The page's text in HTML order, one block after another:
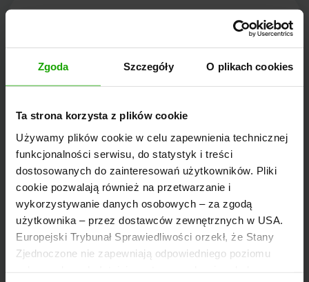
Zgoda Szczegóły O plikach cookies
Ta strona korzysta z plików cookie
Używamy plików cookie w celu zapewnienia technicznej
funkcjonalności serwisu, do statystyk i treści
dostosowanych do zainteresowań użytkowników. Pliki
cookie pozwalają również na przetwarzanie i
wykorzystywanie danych osobowych – za zgodą
użytkownika – przez dostawców zewnętrznych w USA.
Europejski Trybunał Sprawiedliwości orzekł, że Stany
Zjednoczone nie zapewniają odpowiedniego poziomu
Kärnten Werbung
9020 Klagenfurt
Austria
+43/463/3000
info
@ kaernten